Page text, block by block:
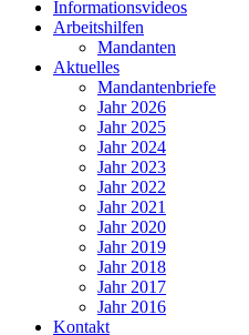
Informationsvideos
Arbeitshilfen
Mandanten
Aktuelles
Mandantenbriefe
Jahr 2026
Jahr 2025
Jahr 2024
Jahr 2023
Jahr 2022
Jahr 2021
Jahr 2020
Jahr 2019
Jahr 2018
Jahr 2017
Jahr 2016
Kontakt